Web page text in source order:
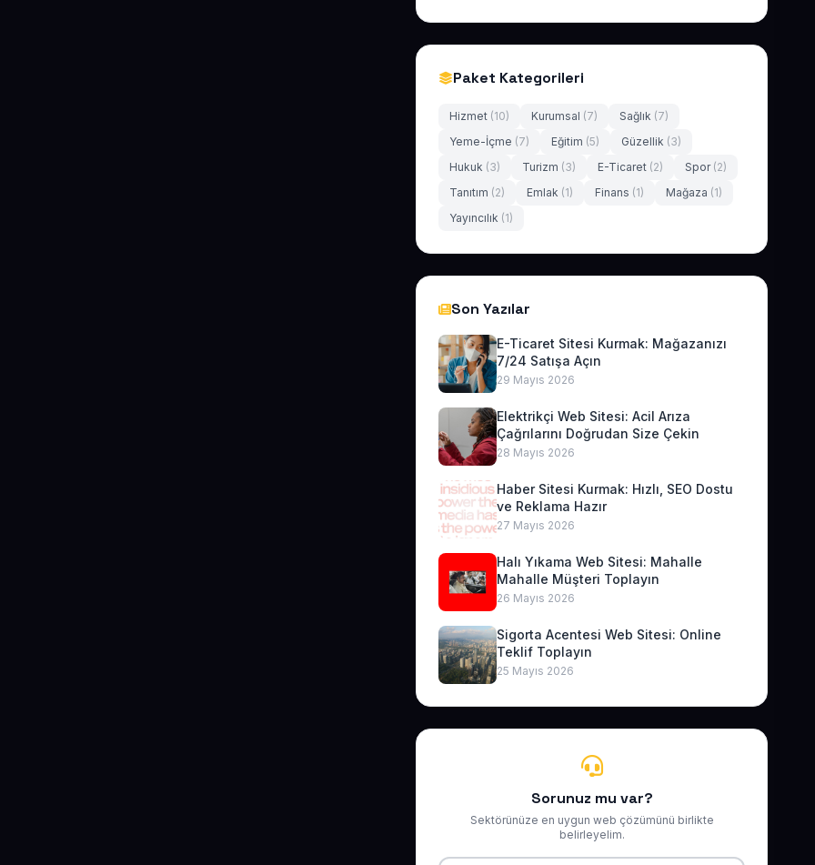
Paket Kategorileri
Hizmet (10) Kurumsal (7) Sağlık (7)
Yeme-İçme (7) Eğitim (5) Güzellik (3)
Hukuk (3) Turizm (3) E-Ticaret (2) Spor (2)
Tanıtım (2) Emlak (1) Finans (1) Mağaza (1)
Yayıncılık (1)
Son Yazılar
E-Ticaret Sitesi Kurmak: Mağazanızı
7/24 Satışa Açın
29 Mayıs 2026
Elektrikçi Web Sitesi: Acil Arıza
Çağrılarını Doğrudan Size Çekin
28 Mayıs 2026
Haber Sitesi Kurmak: Hızlı, SEO Dostu
ve Reklama Hazır
27 Mayıs 2026
Halı Yıkama Web Sitesi: Mahalle
Mahalle Müşteri Toplayın
26 Mayıs 2026
Sigorta Acentesi Web Sitesi: Online
Teklif Toplayın
25 Mayıs 2026
Sorunuz mu var?
Sektörünüze en uygun web çözümünü birlikte
belirleyelim.